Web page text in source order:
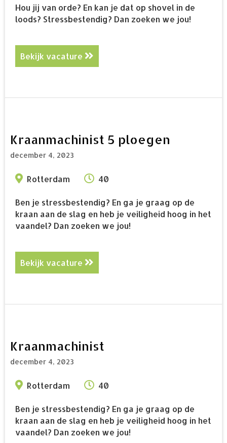
Hou jij van orde? En kan je dat op shovel in de
loods? Stressbestendig? Dan zoeken we jou!
Bekijk vacature
Kraanmachinist 5 ploegen
december 4, 2023
Rotterdam 40
Ben je stressbestendig? En ga je graag op de
kraan aan de slag en heb je veiligheid hoog in het
vaandel? Dan zoeken we jou!
Bekijk vacature
Kraanmachinist
december 4, 2023
Rotterdam 40
Ben je stressbestendig? En ga je graag op de
kraan aan de slag en heb je veiligheid hoog in het
vaandel? Dan zoeken we jou!